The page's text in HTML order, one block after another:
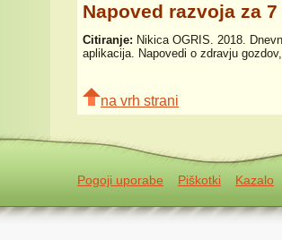
Napoved razvoja za
Citiranje: Nikica OGRIS. 2018.
aplikacija. Napovedi o zdravju
na vrh strani
Pogoji uporabe Piškotki Kazalo